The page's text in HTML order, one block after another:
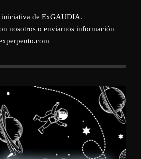
iniciativa de ExGAUDIA.
nosotros o enviarnos información